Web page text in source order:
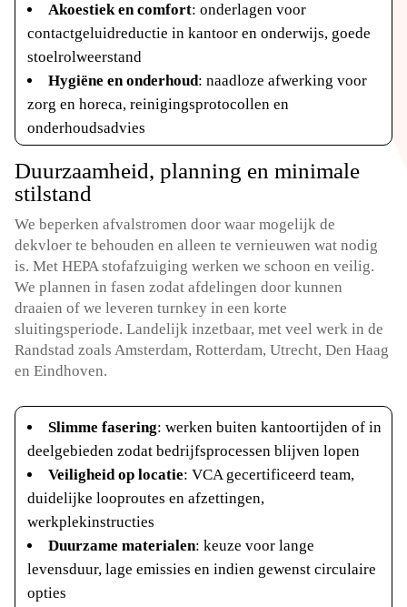
Akoestiek en comfort: onderlagen voor
contactgeluidreductie in kantoor en onderwijs, goede
stoelrolweerstand
Hygiëne en onderhoud: naadloze afwerking voor
zorg en horeca, reinigingsprotocollen en
onderhoudsadvies
Duurzaamheid, planning en minimale
stilstand
We beperken afvalstromen door waar mogelijk de
dekvloer te behouden en alleen te vernieuwen wat nodig
is.​ Met HEPA stofafzuiging werken we schoon en veilig.​
We plannen in fasen zodat afdelingen door kunnen
draaien of we leveren turnkey in een korte
sluitingsperiode.​ Landelijk inzetbaar, met veel werk in de
Randstad zoals Amsterdam, Rotterdam, Utrecht, Den Haag
en Eindhoven.​
Slimme fasering: werken buiten kantoortijden of in
deelgebieden zodat bedrijfsprocessen blijven lopen
Veiligheid op locatie: VCA gecertificeerd team,
duidelijke looproutes en afzettingen,
werkplekinstructies
Duurzame materialen: keuze voor lange
levensduur, lage emissies en indien gewenst circulaire
opties